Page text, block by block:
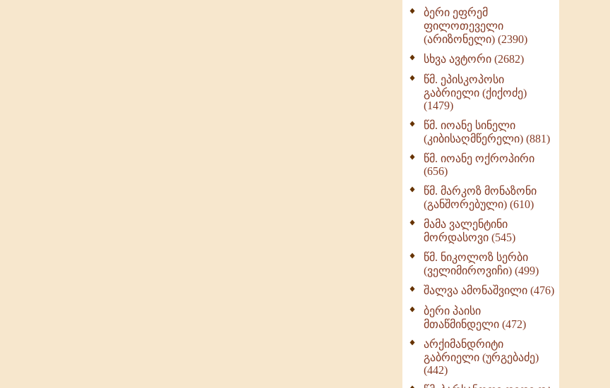
ქადაგებანი გაბრიელ
ეპისკოპოსისა - II ტომი
(370)
სულიერი ცხოვრების
სახელმძღვანელო -
ნაწილი II (369)
ღმერთი და ადამიანები
(287)
ბერის დიადემა (278)
მონაზვნური
გამოცდილების
ოთხი ასეული თავი
სიყვარულის შესახებ
(259)
ბერი ეფრემ
ფილოთეველი
(არიზონელი) (2390)
სხვა ავტორი (2682)
წმ. ეპისკოპოსი
გაბრიელი (ქიქოძე)
(1479)
წმ. იოანე სინელი
(კიბისაღმწერელი) (881)
წმ. იოანე ოქროპირი
(656)
წმ. მარკოზ მონაზონი
(განშორებული) (610)
მამა ვალენტინი
მორდასოვი (545)
წმ. ნიკოლოზ სერბი
(ველიმიროვიჩი) (499)
შალვა ამონაშვილი (476)
ბერი პაისი
მთაწმინდელი (472)
არქიმანდრიტი
გაბრიელი (ურგებაძე)
(442)